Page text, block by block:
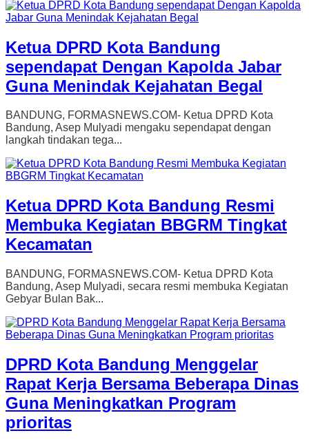
Ketua DPRD Kota Bandung
sependapat Dengan Kapolda Jabar
Guna Menindak Kejahatan Begal
BANDUNG, FORMASNEWS.COM- Ketua DPRD Kota
Bandung, Asep Mulyadi mengaku sependapat dengan
langkah tindakan tega...
Ketua DPRD Kota Bandung Resmi
Membuka Kegiatan BBGRM Tingkat
Kecamatan
BANDUNG, FORMASNEWS.COM- Ketua DPRD Kota
Bandung, Asep Mulyadi, secara resmi membuka Kegiatan
Gebyar Bulan Bak...
DPRD Kota Bandung Menggelar
Rapat Kerja Bersama Beberapa Dinas
Guna Meningkatkan Program
prioritas